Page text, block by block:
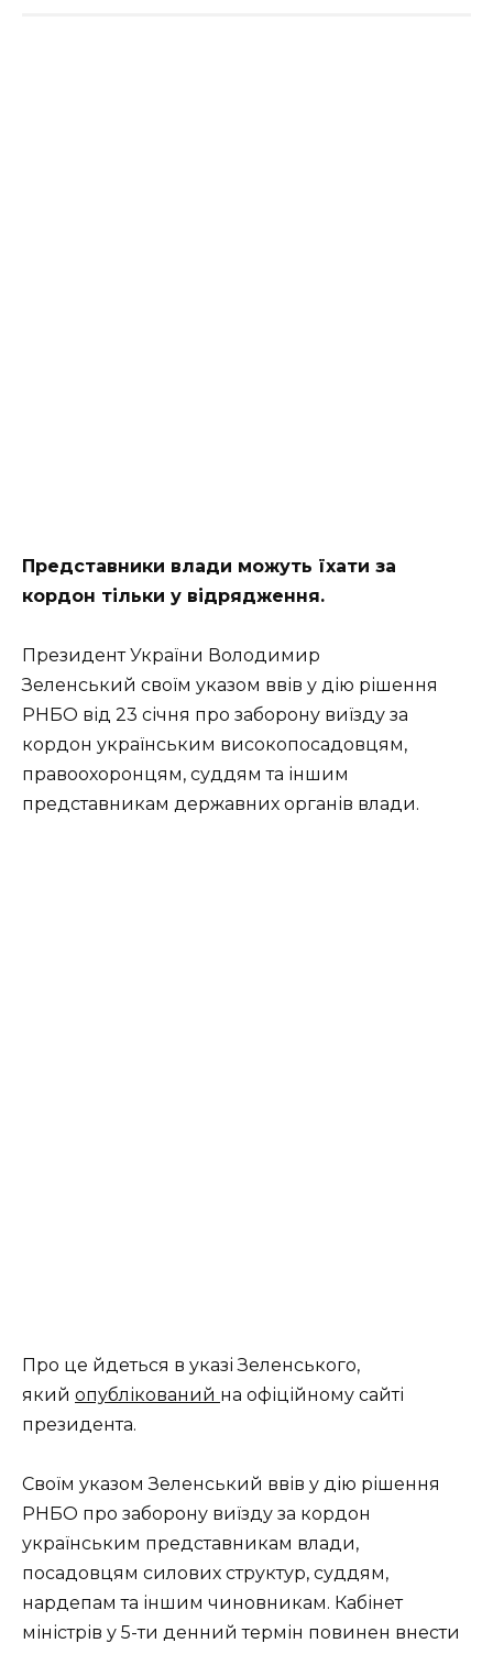
Представники влади можуть їхати за
кордон тільки у відрядження.
Президент України Володимир
Зеленський своїм указом ввів у дію рішення
РНБО від 23 січня про заборону виїзду за
кордон українським високопосадовцям,
правоохоронцям, суддям та іншим
представникам державних органів влади.
Про це йдеться в указі Зеленського,
який опублікований на офіційному сайті
президента.
Своїм указом Зеленський ввів у дію рішення
РНБО про заборону виїзду за кордон
українським представникам влади,
посадовцям силових структур, суддям,
нардепам та іншим чиновникам. Кабінет
міністрів у 5-ти денний термін повинен внести